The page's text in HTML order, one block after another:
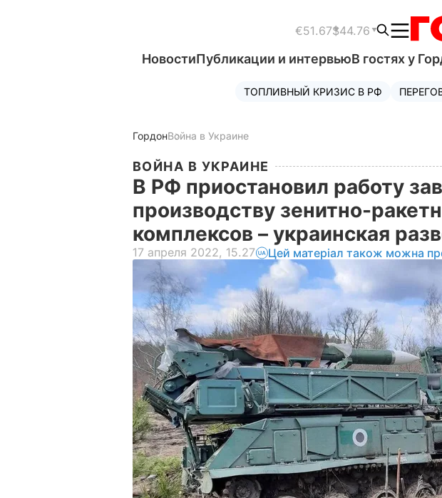
€51.67$44.76
НовостиПубликации и интервьюВ гостях у
ТОПЛИВНЫЙ КРИЗИС В РФ
ГордонВойна в Украине
ВОЙНА В УКРАИНЕ
В РФ приостановил работу
производству зенитно-
комплексов – украинская
17 апреля 2022, 15.27 Цей матеріал також можна